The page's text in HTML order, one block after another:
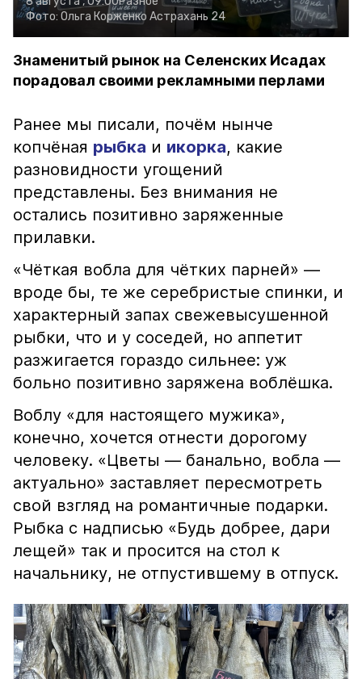
Фото: Ольга Корженко Астрахань 24
Знаменитый рынок на Селенских Исадах
порадовал своими рекламными перлами
Ранее мы писали, почём нынче
копчёная рыбка и икорка, какие
разновидности угощений
представлены. Без внимания не
остались позитивно заряженные
прилавки.
«Чёткая вобла для чётких парней» —
вроде бы, те же серебристые спинки, и
характерный запах свежевысушенной
рыбки, что и у соседей, но аппетит
разжигается гораздо сильнее: уж
больно позитивно заряжена воблёшка.
Воблу «для настоящего мужика»,
конечно, хочется отнести дорогому
человеку. «Цветы — банально, вобла —
актуально» заставляет пересмотреть
свой взгляд на романтичные подарки.
Рыбка с надписью «Будь добрее, дари
лещей» так и просится на стол к
начальнику, не отпустившему в отпуск.